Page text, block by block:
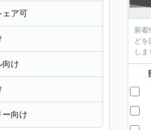
新着
ど
し
ェア可
向け
ー向け